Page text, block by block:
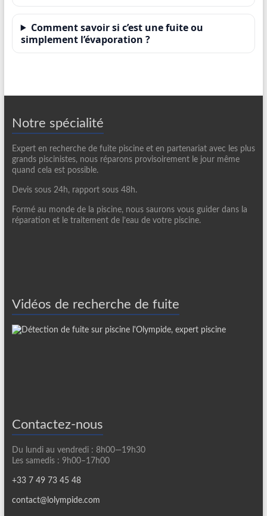
Comment savoir si c’est une fuite ou
simplement l’évaporation ?
Notre spécialité
Expert en recherche de fuite piscine et en partenariat avec les plus
grands piscinistes, nous réparons provisoirement le jour même
quand cela est possible.
Devis sous 24h, rapport sous 48h.
Formé au monde de la piscine, nous saurons vous guider dans la
réparation et le traitement de l’eau de votre piscine.
Vidéos de recherche de fuite
Contactez-nous
Du lundi au vendredi : 8h00—19h30
Les samedis : 9h00–17h00
+33 7 49 73 45 48
contact@lolympide.com